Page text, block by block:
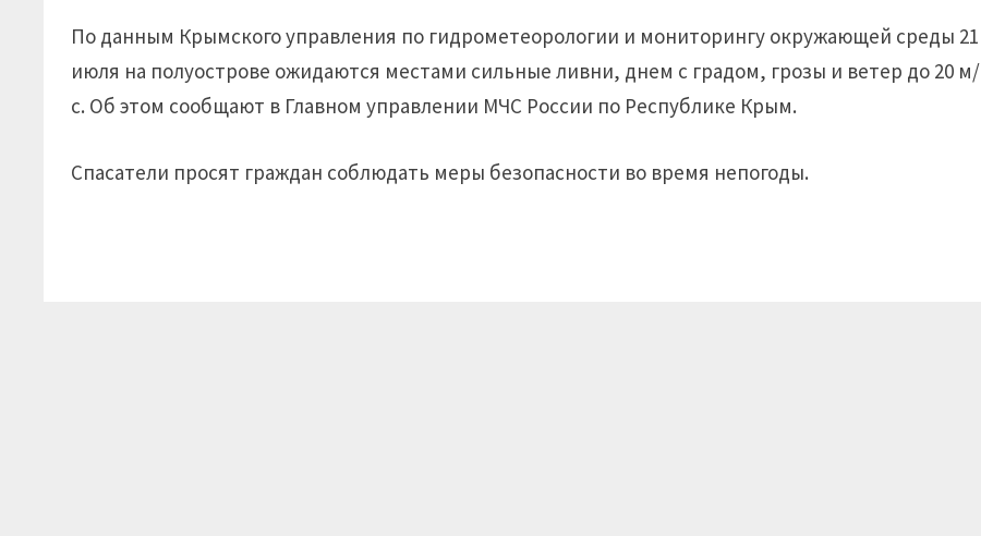
По данным Крымского управления по гидрометеорологии и мониторингу окружающей среды 21
июля на полуострове ожидаются местами сильные ливни, днем с градом, грозы и ветер до 20 м/
с. Об этом сообщают в Главном управлении МЧС России по Республике Крым.
Спасатели просят граждан соблюдать меры безопасности во время непогоды.